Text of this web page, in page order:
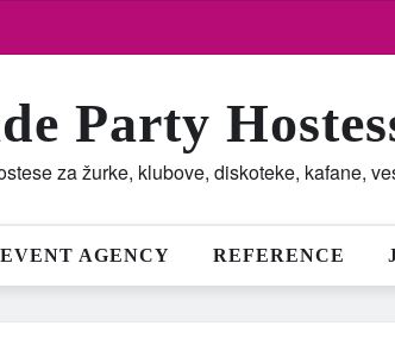
Party
za žurke, klubove, diskoteke, kafane,
EVENT AGENCY REFERENCE